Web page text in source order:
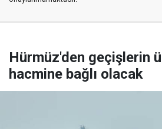
Hürmüz'den geçişlerin
hacmine bağlı olacak